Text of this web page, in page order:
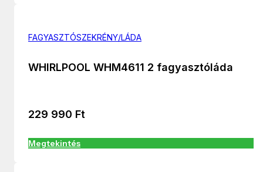
FAGYASZTÓSZEKRÉNY/LÁDA
WHIRLPOOL WHM4611 2 fagyasztóláda
229 990 Ft
Megtekintés